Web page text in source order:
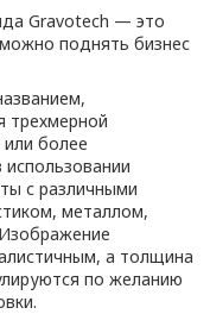
Gravotech — это
поднять бизнес
трехмерной
более
с различными
металлом,
а толщина
по желанию